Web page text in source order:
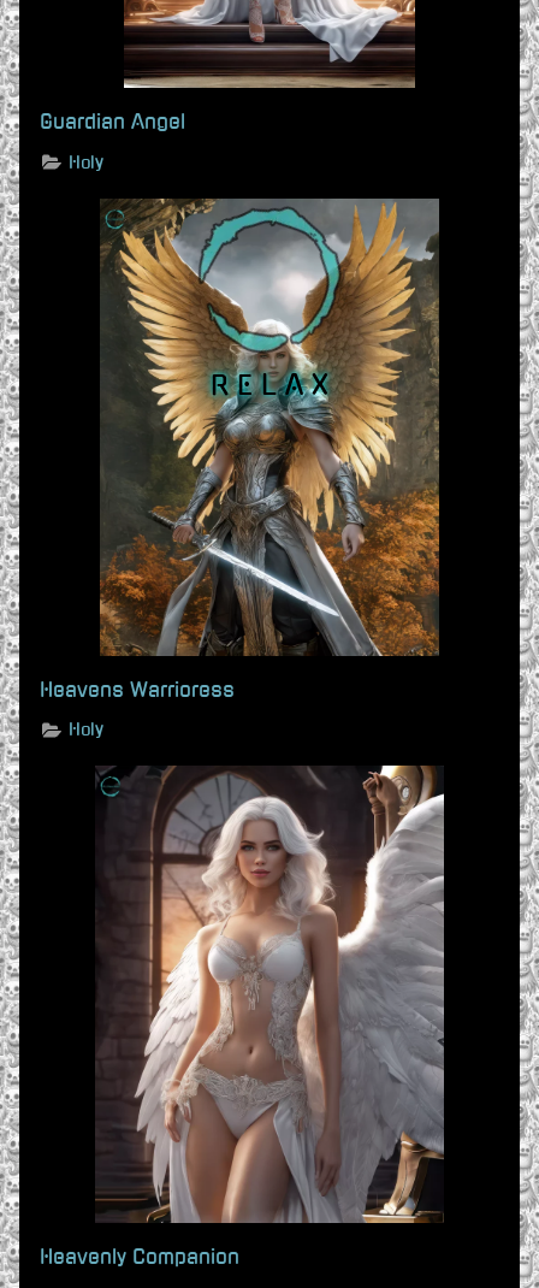
R E L A X
Guardian Angel
Holy
Heavens Warrioress
Holy
Heavenly Companion